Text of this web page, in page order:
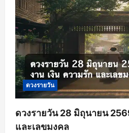
ดวงรายวัน
ดวงรายวัน 28 มิถุนายน
และเลขมงคล